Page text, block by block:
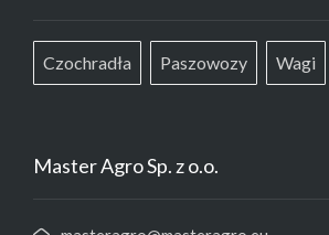
Czochradła Paszowozy Wagi
Master Agro Sp. z o.o.